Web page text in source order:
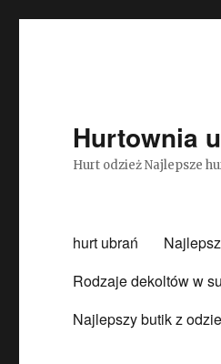
Hurtownia
Hurt odzież Najlepsze
hurt ubrań
Rodzaje dekoltów w
Najlepszy butik z